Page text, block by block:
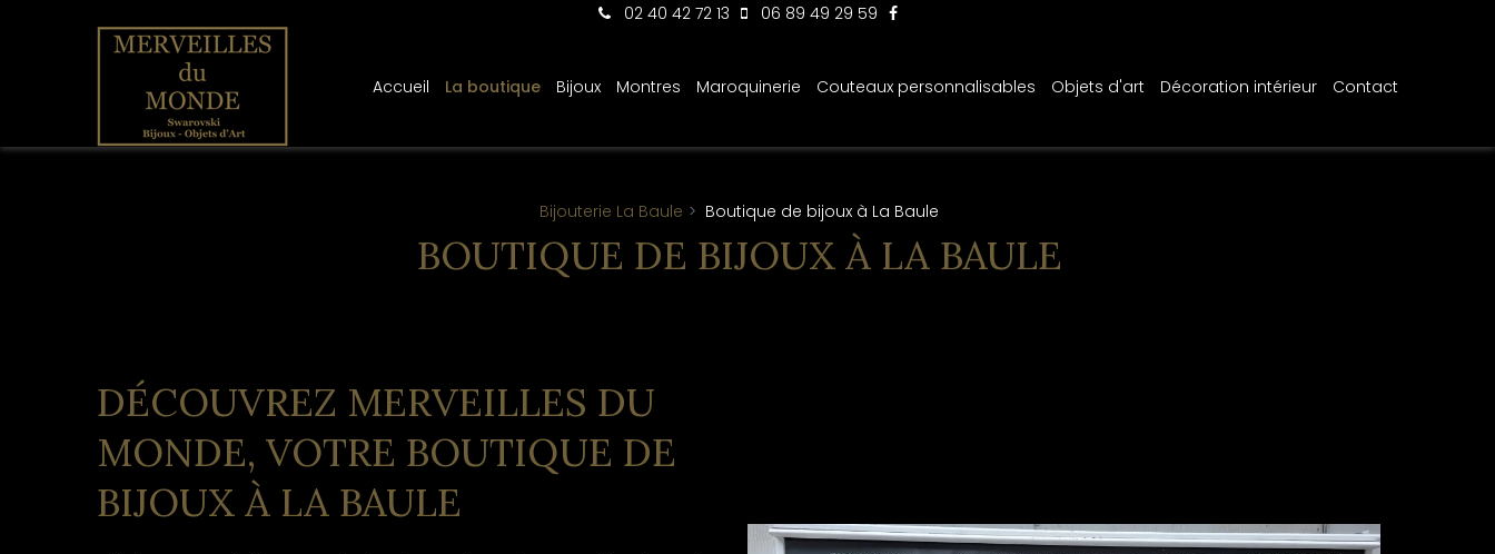
02 40 42 72 13 06 89 49 29 59
Accueil La boutique Bijoux Montres Maroquinerie Couteaux personnalisables Objets d'art Décoration intérieur Contact
Bijouterie La Baule Boutique de bijoux à La Baule
BOUTIQUE DE BIJOUX À LA BAULE
DÉCOUVREZ MERVEILLES DU
MONDE, VOTRE BOUTIQUE DE
BIJOUX À LA BAULE